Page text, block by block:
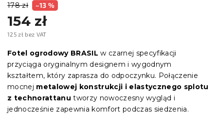
178 zł –13 %
154 zł
125 zł bez VAT
jednostkowa:
Fotel ogrodowy BRASIL w czarnej specyfikacji
przyciąga oryginalnym designem i wygodnym
kształtem, który zaprasza do odpoczynku. Połączenie
mocnej metalowej konstrukcji i elastycznego splotu
z technorattanu tworzy nowoczesny wygląd i
jednocześnie zapewnia komfort podczas siedzenia.